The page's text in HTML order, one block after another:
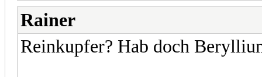
Rainer
Reinkupfer? Hab doch